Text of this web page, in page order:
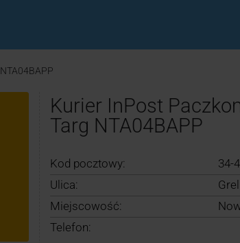
NTA04BAPP
Kurier InPost
Targ NTA04BAPP
Kod pocztowy:
34-
Ulica:
Miejscowość:
Telefon: